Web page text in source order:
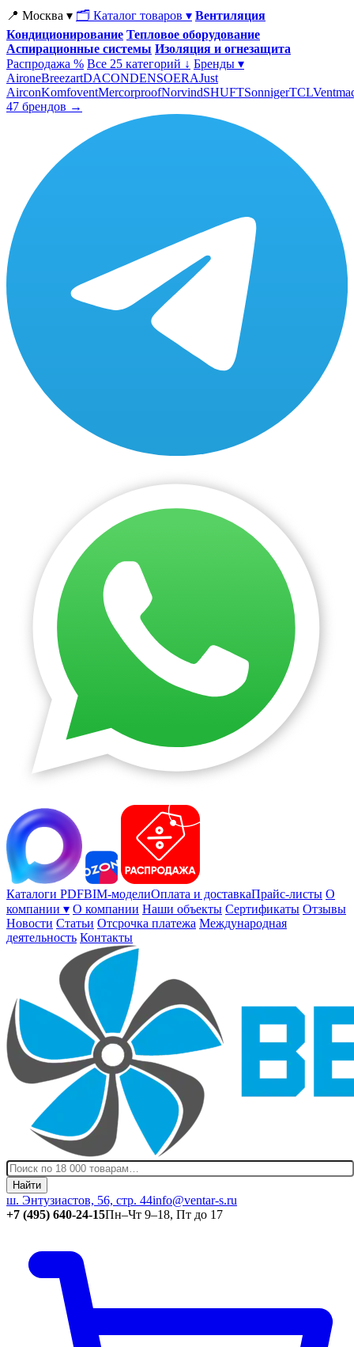
📍 Москва ▾ 🗂 Каталог товаров ▾ Вентиляция
Кондиционирование Тепловое оборудование
Аспирационные системы Изоляция и огнезащита
Распродажа % Все 25 категорий ↓ Бренды ▾
AironeBreezartDACONDENSOERAJust
AirconKomfoventMercorproofNorvindSHUFTSonnigerTCL
47 брендов →
Каталоги PDFBIM-моделиОплата и доставкаПрайс-листы О
компании ▾ О компании Наши объекты Сертификаты Отзывы
Новости Статьи Отсрочка платежа Международная
деятельность Контакты
Найти
ш. Энтузиастов, 56, стр. 44info@ventar-s.ru
+7 (495) 640-24-15Пн–Чт 9–18, Пт до 17